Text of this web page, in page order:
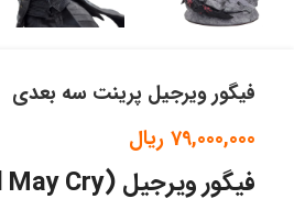
فیگور ویرجیل پرینت سه بعدی
79,000,000 ریال
فیگور ویرجیل(Devil May Cry)